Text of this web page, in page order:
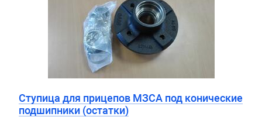
Ступица для прицепов МЗСА под конические
подшипники (остатки)